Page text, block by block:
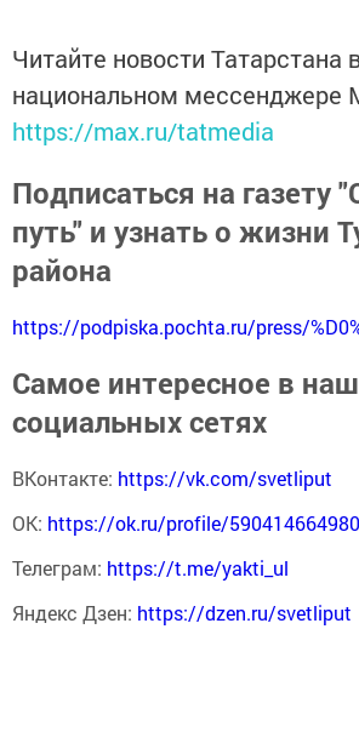
Читайте новости Татарстана
национальном мессенджере
https://max.ru/tatmedia
Подписаться на газету
путь" и узнать о жизни
района
https://podpiska.pochta.ru/press/
Самое интересное в
социальных сетях
ВКонтакте: https://vk.com/svetliput
ОК: https://ok.ru/profile/590414664980
Телеграм: https://t.me/yakti_ul
Яндекс Дзен: https://dzen.ru/svetliput